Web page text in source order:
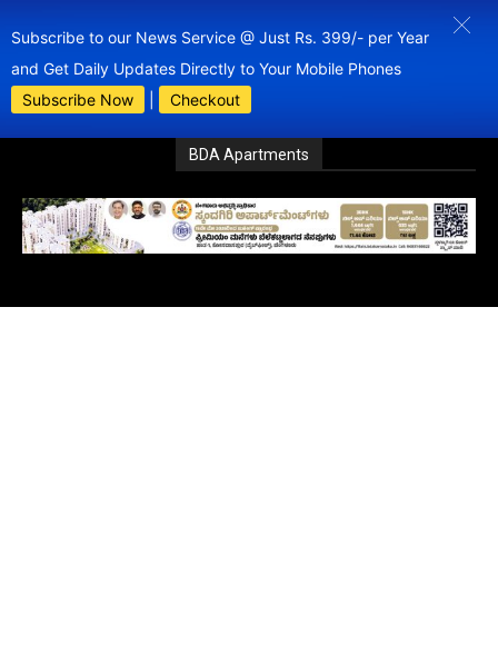
Subscribe to our News Service @ Just Rs. 399/- per Year
and Get Daily Updates Directly to Your Mobile Phones
Subscribe Now
Checkout
BDA Apartments